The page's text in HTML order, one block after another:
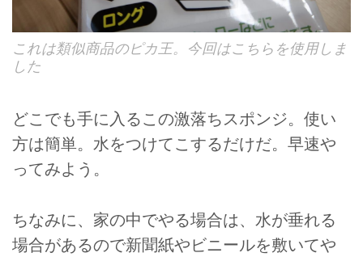
これは類似商品のピカ王。今回はこちらを使用しま
した
どこでも手に入るこの激落ちスポンジ。使い
方は簡単。水をつけてこするだけだ。早速や
ってみよう。
ちなみに、家の中でやる場合は、水が垂れる
場合があるので新聞紙やビニールを敷いてや